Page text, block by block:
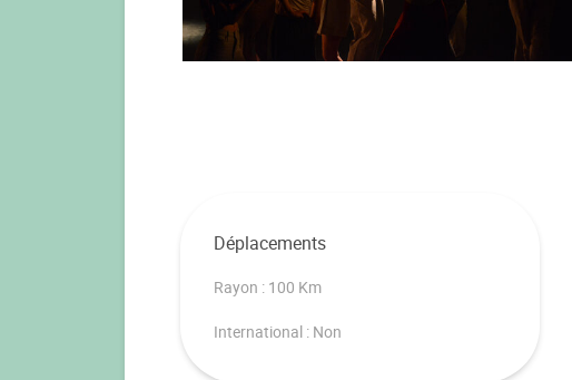
Déplacements
Rayon : 100 Km
International : Non